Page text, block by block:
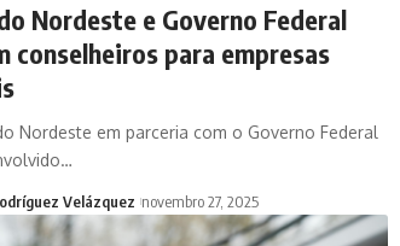
Nordeste e Governo Federal
conselheiros para empresas
Nordeste em parceria com o Governo Federal
Velázquez novembro 27, 2025